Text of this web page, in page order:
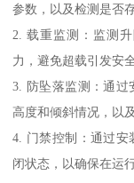
参数，以及检测是否
2. 载重监测：监测
力，避免超载引发安
3. 防坠落监测：通过
高度和倾斜情况，以
4. 门禁控制：通过
闭状态，以确保在运